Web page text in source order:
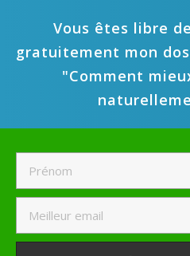
Vous êtes libre
gratuitement mon
"Comment